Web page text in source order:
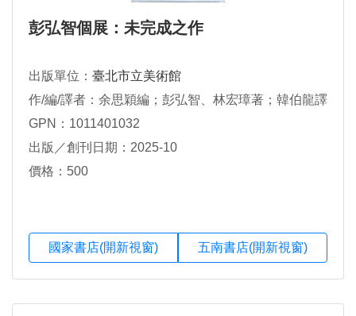
彭弘智個展：未完成之作
出版單位： 臺北市立美術館
作/編/譯者：余思穎編；彭弘智、林宏璋著；韓伯龍譯
GPN：1011401032
出版／創刊日期：2025-10
價格：500
國家書店(開新視窗) 五南書店(開新視窗)